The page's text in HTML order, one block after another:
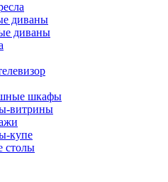
диваны
диваны
шкафы
витрины
купе
столы